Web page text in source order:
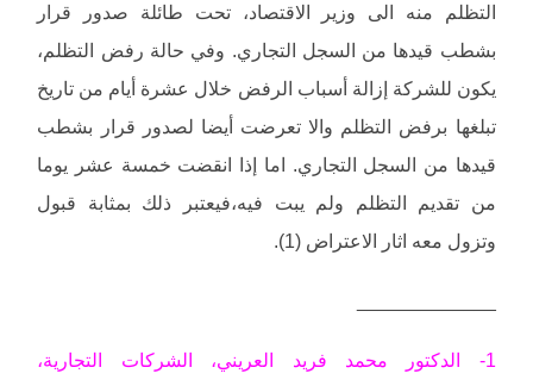
التظلم منه الى وزير الاقتصاد، تحت طائلة صدور قرار
بشطب قيدها من السجل التجاري. وفي حالة رفض التظلم،
يكون للشركة إزالة أسباب الرفض خلال عشرة أيام من تاريخ
تبلغها برفض التظلم والا تعرضت أيضا لصدور قرار بشطب
قيدها من السجل التجاري. اما إذا انقضت خمسة عشر يوما
من تقديم التظلم ولم يبت فيه،فيعتبر ذلك بمثابة قبول
وتزول معه اثار الاعتراض (1).
1- الدكتور محمد فريد العريني، الشركات التجارية،